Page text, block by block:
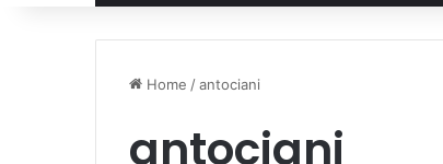
per
Home /antociani
antociani